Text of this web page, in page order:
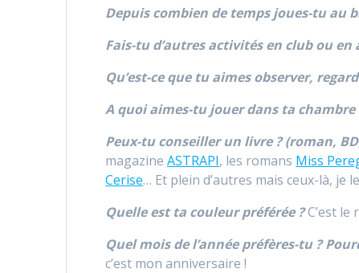
Depuis combien de temps joues-tu au
Fais-tu d’autres activités en club ou en
Qu’est-ce que tu aimes observer,
A quoi aimes-tu jouer dans ta chambre
Peux-tu conseiller un livre ? (roman,
magazineASTRAPI, les romans Miss
Cerise… Et plein d’autres mais ceux-là, je
Quelle est ta couleur préférée ?C’est le
Quel mois de l’année préfères-tu ?
c’est mon anniversaire !